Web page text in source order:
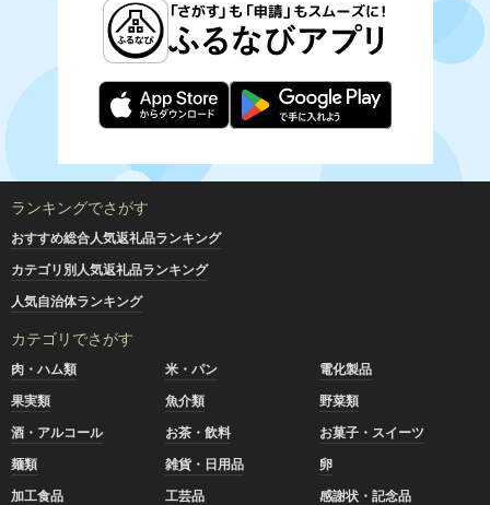
ランキングでさがす
おすすめ総合人気返礼品ランキング
カテゴリ別人気返礼品ランキング
人気自治体ランキング
カテゴリでさがす
肉・ハム類 米・パン
電化製品
果実類
魚介類
野菜類
酒・アルコール
お茶・飲料
お菓子・スイーツ
麺類
雑貨・日用品
卵
加工食品
工芸品
感謝状・記念品